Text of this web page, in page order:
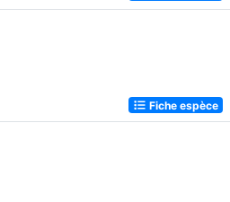
Fiche espèce